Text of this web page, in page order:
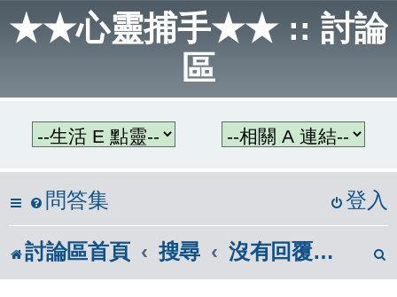
★★心靈捕手★★ :: 討論
區
問答集 登入
討論區首頁 搜尋 沒有回覆的主題